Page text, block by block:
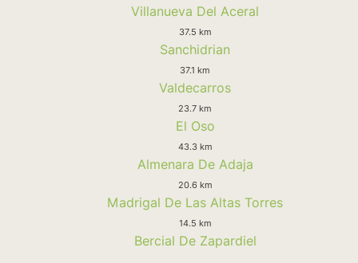
Villanueva Del Aceral
37.5 km
Sanchidrian
37.1 km
Valdecarros
23.7 km
El Oso
43.3 km
Almenara De Adaja
20.6 km
Madrigal De Las Altas Torres
14.5 km
Bercial De Zapardiel